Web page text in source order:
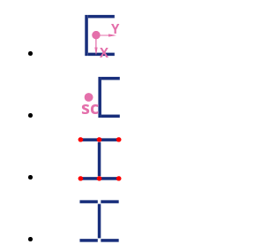
Y
X
sc